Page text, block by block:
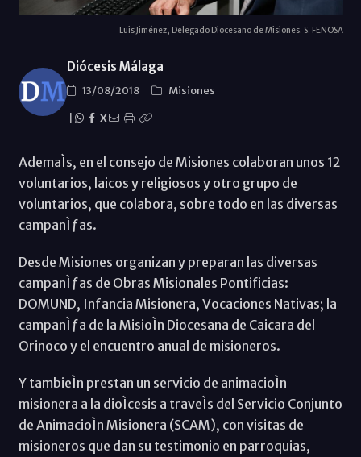
Luis Jiménez, Delegado Diocesano de Misiones. S. FENOSA
Diócesis Málaga
13/08/2018
Misiones
X
AdemaÌs, en el consejo de Misiones colaboran unos 12
voluntarios, laicos y religiosos y otro grupo de
voluntarios, que colabora, sobre todo en las diversas
campanÌƒas.
Desde Misiones organizan y preparan las diversas
campanÌƒas de Obras Misionales Pontificias:
DOMUND, Infancia Misionera, Vocaciones Nativas; la
campanÌƒa de la MisioÌn Diocesana de Caicara del
Orinoco y el encuentro anual de misioneros.
Y tambieÌn prestan un servicio de animacioÌn
misionera a la dioÌcesis a traveÌs del Servicio Conjunto
de AnimacioÌn Misionera (SCAM), con visitas de
misioneros que dan su testimonio en parroquias,